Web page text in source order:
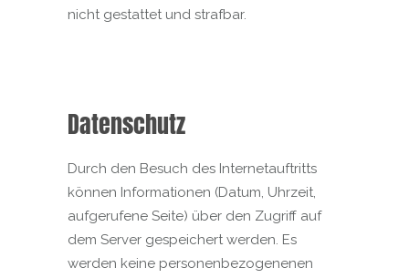
nicht gestattet und strafbar.
Datenschutz
Durch den Besuch des Internetauftritts
können Informationen (Datum, Uhrzeit,
aufgerufene Seite) über den Zugriff auf
dem Server gespeichert werden. Es
werden keine personenbezogenenen